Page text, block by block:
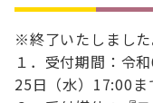
※終了いたしました
１．受付期間：令
25日（水）17:00ま